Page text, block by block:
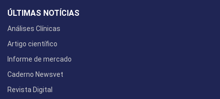
ÚLTIMAS NOTÍCIAS
Análises Clínicas
Artigo científico
Informe de mercado
Caderno Newsvet
Revista Digital